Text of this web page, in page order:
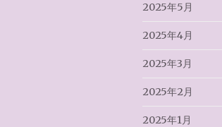
2025年5月
2025年4月
2025年3月
2025年2月
2025年1月